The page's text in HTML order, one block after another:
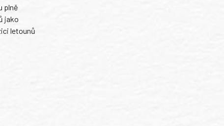
plně
jako
letounů